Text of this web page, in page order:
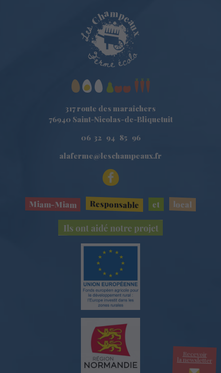
317 route des maraîchers
76940 Saint-Nicolas-de-Bliquetuit
06 32 94 85 96
alaferme@leschampeaux.fr
Miam-Miam Responsable et local
Recevoir
la newsletter